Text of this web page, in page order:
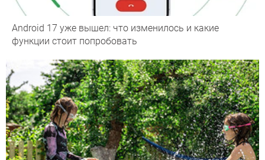
Android 17 уже вышел: что изменилось и какие
функции стоит попробовать